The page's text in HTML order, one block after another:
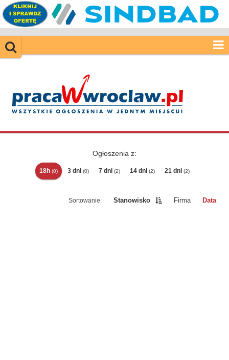
Ogłoszenia z:
18h (0) 3 dni (0) 7 dni (2) 14 dni (2) 21 dni (2)
Stanowisko Firma Data